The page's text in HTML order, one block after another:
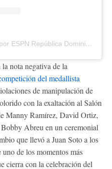
Una publicación compartida por ESPN República Dominicana🇩🇴 (@espn_do)
nota negativa de la
del medallista
de manipulación de
con la exaltación al Salón
Manny Ramírez, David Ortiz,
Abreu en un ceremonial
que llevó a Juan Soto a los
de los momentos más
cierra con la celebración del